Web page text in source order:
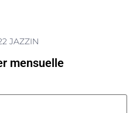
JAZZIN
mensuelle